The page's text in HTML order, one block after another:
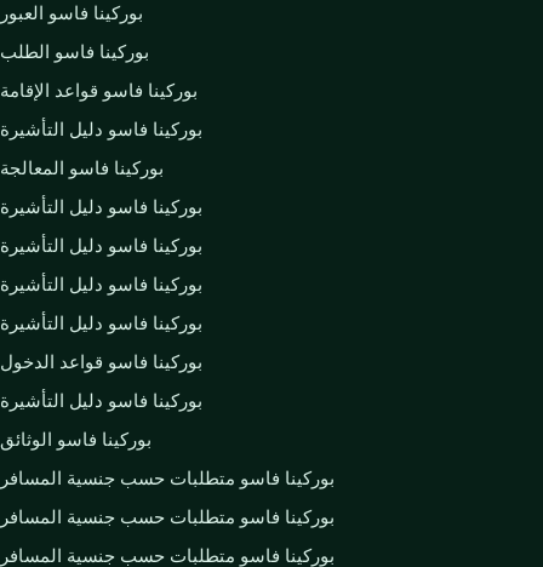
بوركينا فاسو العبور
بوركينا فاسو الطلب
بوركينا فاسو قواعد الإقامة
بوركينا فاسو دليل التأشيرة
بوركينا فاسو المعالجة
بوركينا فاسو دليل التأشيرة
بوركينا فاسو دليل التأشيرة
بوركينا فاسو دليل التأشيرة
بوركينا فاسو دليل التأشيرة
بوركينا فاسو قواعد الدخول
بوركينا فاسو دليل التأشيرة
بوركينا فاسو الوثائق
بوركينا فاسو متطلبات حسب جنسية المسافر
بوركينا فاسو متطلبات حسب جنسية المسافر
بوركينا فاسو متطلبات حسب جنسية المسافر